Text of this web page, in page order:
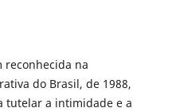
na
do Brasil, de 1988,
tutelar a intimidade e a